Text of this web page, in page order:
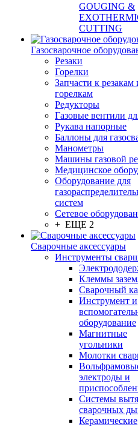
GOUGING &
CUTTING
Газосварочное
Резаки
Горелки
Запчасти к резакам
горелкам
Редукторы
Газовые вентили
Рукава напорные
Баллоны для
Манометры
Машины газовой
Медицинское
Оборудование для
систем
Сетевое
+ ЕЩЕ 2
Сварочные аксессуары
Инструменты
Клеммы
Сварочный
Инструмент и
оборудование
Магнитные
угольники
Молотки
электроды и
Системы
сварочных
Керамические